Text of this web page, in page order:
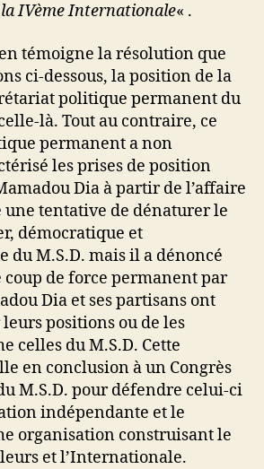
IVème Internationale« .
témoigne la résolution que
ci-dessous, la position de la
politique permanent du
là. Tout au contraire, ce
permanent a non
les prises de position
Dia à partir de l’affaire
une tentative de dénaturer le
démocratique et
M.S.D. mais il a dénoncé
coup de force permanent par
Dia et ses partisans ont
positions ou de les
celles du M.S.D. Cette
en conclusion à un Congrès
M.S.D. pour défendre celui-ci
indépendante et le
organisation construisant le
et l’Internationale.